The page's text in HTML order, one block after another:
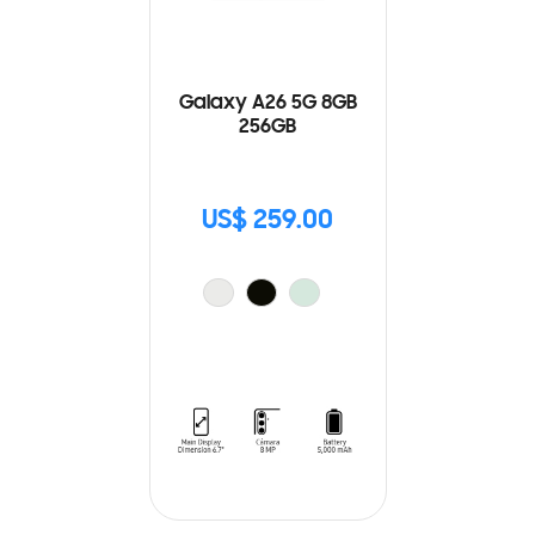
Galaxy A26 5G 8GB
256GB
US$ 259.00